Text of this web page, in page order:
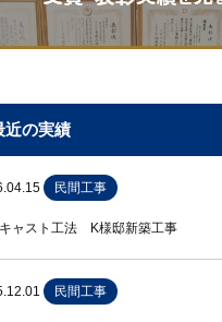
近の実績
民間工事
ャスト工法 K様邸新築工事
民間工事